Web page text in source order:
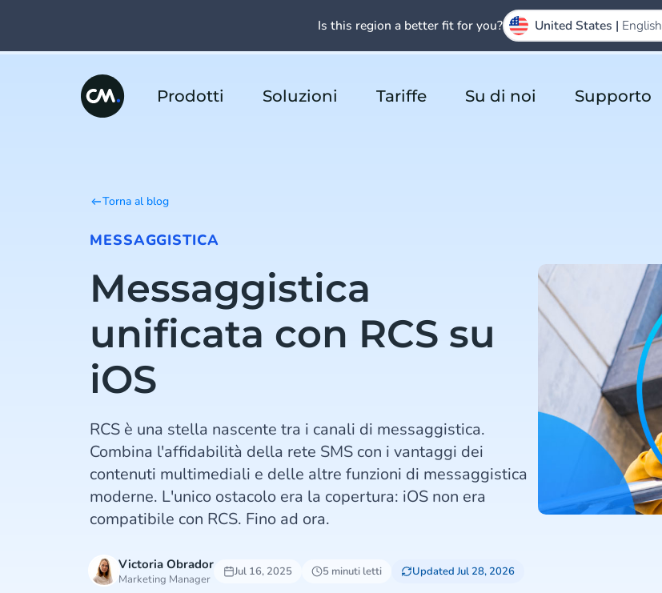
Prodotti Soluzioni Tariffe Su di noi Supporto
Torna al blog
MESSAGGISTICA
Messaggistica
unificata con RCS su
iOS
RCS è una stella nascente tra i canali di messaggistica.
Combina l'affidabilità della rete SMS con i vantaggi dei
contenuti multimediali e delle altre funzioni di messaggistica
moderne. L'unico ostacolo era la copertura: iOS non era
compatibile con RCS. Fino ad ora.
Victoria Obrador
Marketing Manager
Jul 16, 2025 5 minuti letti Updated Jul 28, 2026
Is this region a better fit for you? United States | English